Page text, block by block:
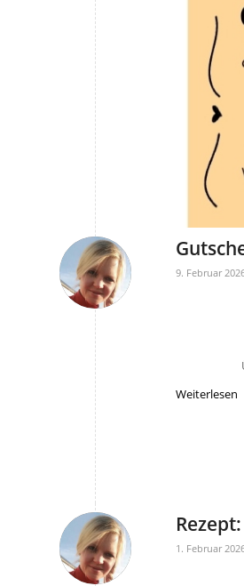
9. Februar
Weiterlesen
1. Februar